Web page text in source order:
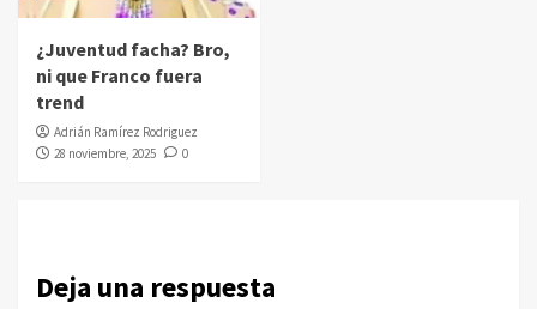
¿Juventud facha? Bro,
ni que Franco fuera
trend
Adrián Ramírez Rodriguez
28 noviembre, 2025
0
Deja una respuesta